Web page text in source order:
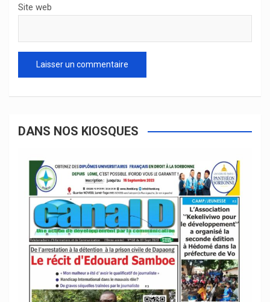
Site web
DANS NOS KIOSQUES